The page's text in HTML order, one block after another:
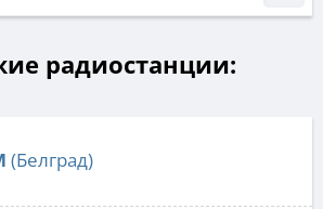
радиостанции:
(Белград)